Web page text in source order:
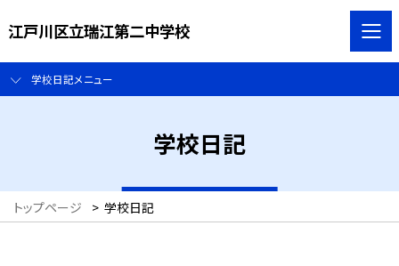
江戸川区立瑞江第二中学校
学校日記メニュー
学校日記
トップページ > 学校日記